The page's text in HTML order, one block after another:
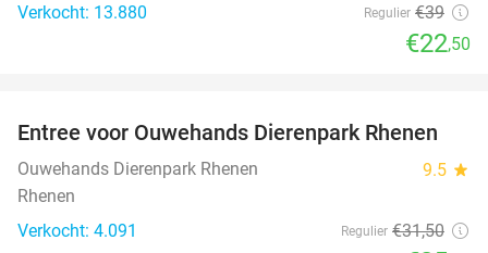
Verkocht: 13.880
Regulier €39
€22,50
19%
Entree voor Ouwehands Dierenpark Rhenen
Ouwehands Dierenpark Rhenen 9.5 star
Rhenen
Verkocht: 4.091
Regulier €31,50